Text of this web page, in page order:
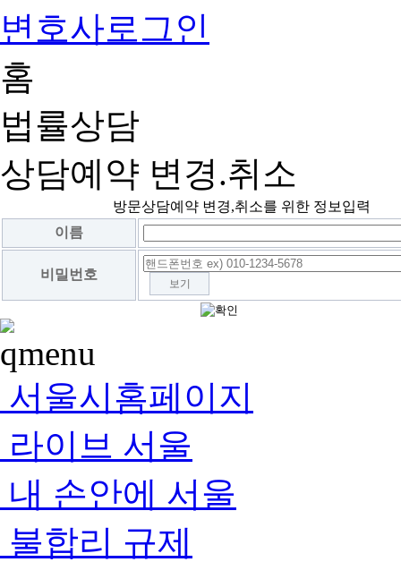
변호사로그인
홈
법률상담
상담예약 변경.취소
방문상담예약 변경,취소를 위한 정보입력
이름
비밀번호
보기
서울시홈페이지
라이브 서울
내 손안에 서울
불합리 규제